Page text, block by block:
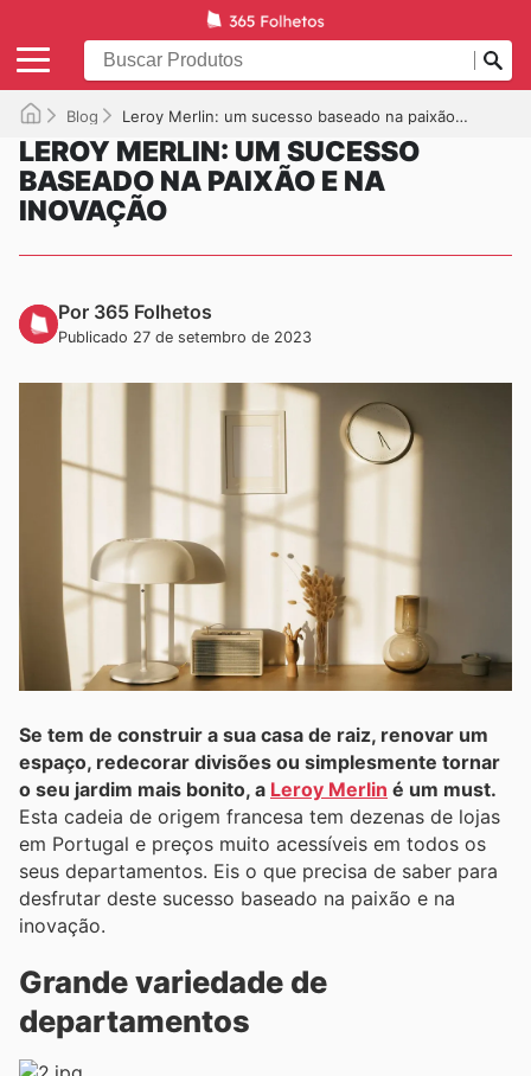
Blog Leroy Merlin: um sucesso baseado na paixão e na inovação
LEROY MERLIN: UM SUCESSO
BASEADO NA PAIXÃO E NA
INOVAÇÃO
Por 365 Folhetos
Publicado 27 de setembro de 2023
Se tem de construir a sua casa de raiz, renovar um
espaço, redecorar divisões ou simplesmente tornar
o seu jardim mais bonito, a Leroy Merlin é um must.
Esta cadeia de origem francesa tem dezenas de lojas
em Portugal e preços muito acessíveis em todos os
seus departamentos. Eis o que precisa de saber para
desfrutar deste sucesso baseado na paixão e na
inovação.
Grande variedade de
departamentos